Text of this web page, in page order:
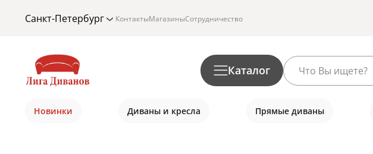
Санкт-Петербург КонтактыМагазиныСотрудничество
Каталог
Новинки Диваны и кресла Прямые диваны